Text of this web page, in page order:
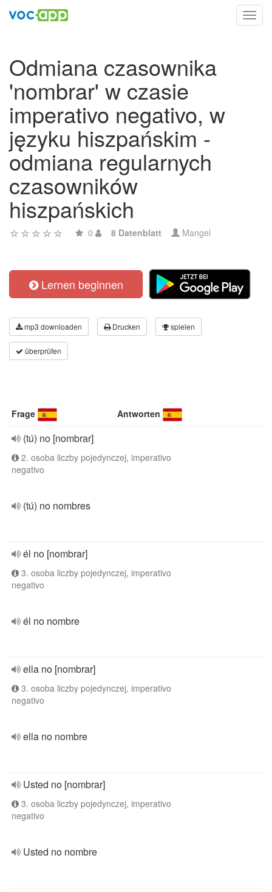
Odmiana czasownika
'nombrar' w czasie
imperativo negativo, w
języku hiszpańskim -
odmiana regularnych
czasowników
hiszpańskich
0 8 Datenblatt Mangel
Lernen beginnen
mp3 downloaden Drucken spielen
überprüfen
Frage Antworten
(tú) no [nombrar]
2. osoba liczby pojedynczej, imperativo
negativo
(tú) no nombres
él no [nombrar]
3. osoba liczby pojedynczej, imperativo
negativo
él no nombre
ella no [nombrar]
3. osoba liczby pojedynczej, imperativo
negativo
ella no nombre
Usted no [nombrar]
3. osoba liczby pojedynczej, imperativo
negativo
Usted no nombre